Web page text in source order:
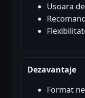
Usoara
Dezavantaje
Format